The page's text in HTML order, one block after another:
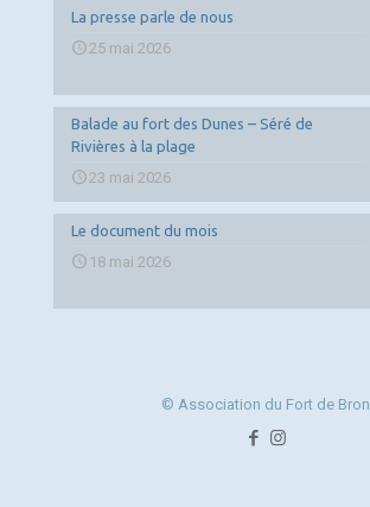
La presse parle de nous
25 mai 2026
Balade au fort des Dunes – Séré de
Rivières à la plage
23 mai 2026
Le document du mois
18 mai 2026
© Association du Fort de Bron